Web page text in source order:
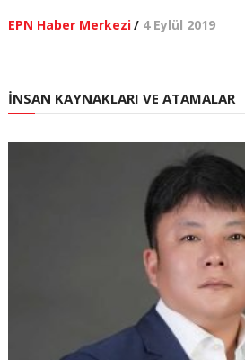
EPN Haber Merkezi/ 4 Eylül 2019
İNSAN KAYNAKLARI VE ATAMALAR